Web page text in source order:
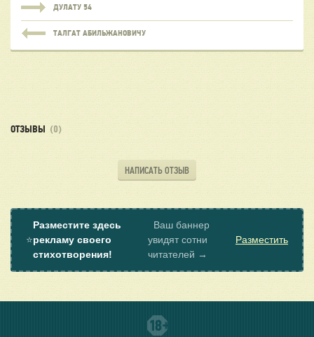
ДУЛАТУ 54
ТАЛГАТ АБИЛЬЖАНОВИЧУ
ОТЗЫВЫ (0)
НАПИСАТЬ ОТЗЫВ
⭐
Разместите здесь
рекламу своего
стихотворения!
Ваш баннер
увидят сотни
читателей →
Разместить